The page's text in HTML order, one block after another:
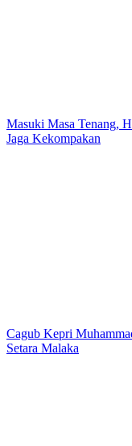
Masuki Masa Tenang,
Jaga Kekompakan
Cagub Kepri
Setara Malaka